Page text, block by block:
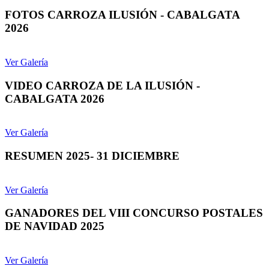
FOTOS CARROZA ILUSIÓN - CABALGATA
2026
Ver Galería
VIDEO CARROZA DE LA ILUSIÓN -
CABALGATA 2026
Ver Galería
RESUMEN 2025- 31 DICIEMBRE
Ver Galería
GANADORES DEL VIII CONCURSO POSTALES
DE NAVIDAD 2025
Ver Galería